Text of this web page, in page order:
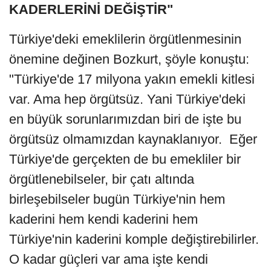
KADERLERİNİ DEĞİŞTİR"
Türkiye'deki emeklilerin örgütlenmesinin
önemine değinen Bozkurt, şöyle konuştu:
"Türkiye'de 17 milyona yakın emekli kitlesi
var. Ama hep örgütsüz. Yani Türkiye'deki
en büyük sorunlarımızdan biri de işte bu
örgütsüz olmamızdan kaynaklanıyor. Eğer
Türkiye'de gerçekten de bu emekliler bir
örgütlenebilseler, bir çatı altında
birleşebilseler bugün Türkiye'nin hem
kaderini hem kendi kaderini hem
Türkiye'nin kaderini komple değiştirebilirler.
O kadar güçleri var ama işte kendi